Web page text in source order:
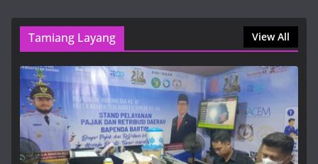
Online Casino Spinfin – Platform Features and Player
Experience
Semarak HUT ke-81 RI dan HUT
Bartim ke-24, Bapenda Hadirkan
Layanan Pajak Lebih Dekat ke
Masyarakat
10 Agustus, 2026, 10:04 am
Tamiang Layang View All